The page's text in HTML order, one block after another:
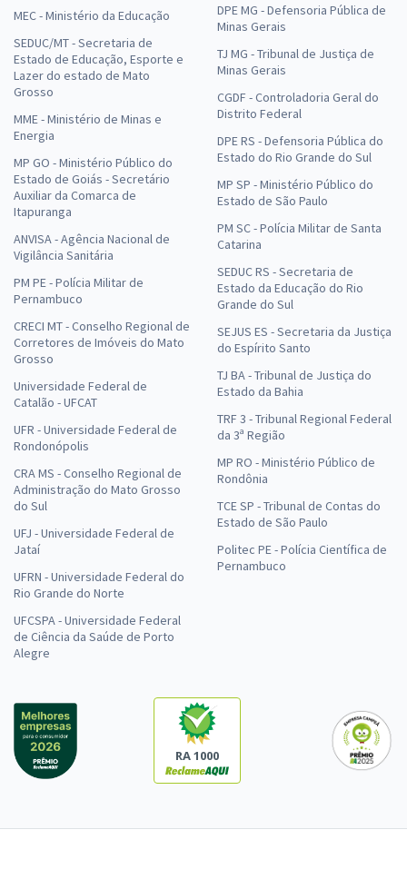
MEC - Ministério da Educação
SEDUC/MT - Secretaria de
Estado de Educação, Esporte e
Lazer do estado de Mato
Grosso
MME - Ministério de Minas e
Energia
MP GO - Ministério Público do
Estado de Goiás - Secretário
Auxiliar da Comarca de
Itapuranga
ANVISA - Agência Nacional de
Vigilância Sanitária
PM PE - Polícia Militar de
Pernambuco
CRECI MT - Conselho Regional de
Corretores de Imóveis do Mato
Grosso
Universidade Federal de
Catalão - UFCAT
UFR - Universidade Federal de
Rondonópolis
CRA MS - Conselho Regional de
Administração do Mato Grosso
do Sul
UFJ - Universidade Federal de
Jataí
UFRN - Universidade Federal do
Rio Grande do Norte
UFCSPA - Universidade Federal
de Ciência da Saúde de Porto
Alegre
DPE MG - Defensoria Pública de
Minas Gerais
TJ MG - Tribunal de Justiça de
Minas Gerais
CGDF - Controladoria Geral do
Distrito Federal
DPE RS - Defensoria Pública do
Estado do Rio Grande do Sul
MP SP - Ministério Público do
Estado de São Paulo
PM SC - Polícia Militar de Santa
Catarina
SEDUC RS - Secretaria de
Estado da Educação do Rio
Grande do Sul
SEJUS ES - Secretaria da Justiça
do Espírito Santo
TJ BA - Tribunal de Justiça do
Estado da Bahia
TRF 3 - Tribunal Regional Federal
da 3ª Região
MP RO - Ministério Público de
Rondônia
TCE SP - Tribunal de Contas do
Estado de São Paulo
Politec PE - Polícia Científica de
Pernambuco
RA 1000